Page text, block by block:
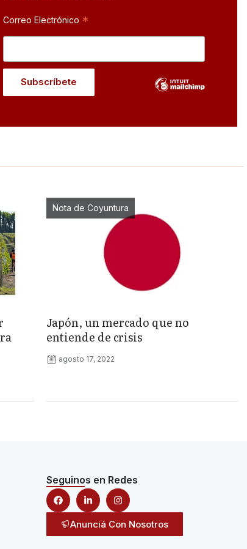
Correo Electrónico *
Nota de Coyuntura
Japón, un mercado que no
entiende de crisis
agosto 17, 2022
Seguinos en Redes
Anunciá Con Nosotros